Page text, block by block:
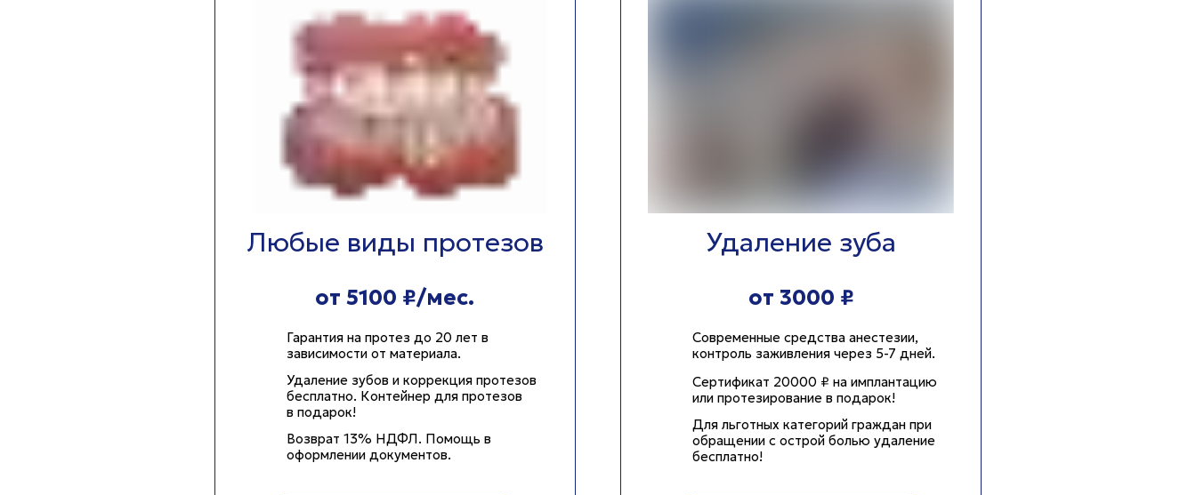
Любые виды протезов
от 5100 ₽/мес.
Гарантия на протез до 20 лет в
зависимости от материала.
Удаление зубов и коррекция протезов
бесплатно. Контейнер для протезов
в подарок!
Возврат 13% НДФЛ. Помощь в
оформлении документов.
Удаление зуба
от 3000 ₽
Современные средства анестезии,
контроль заживления через 5-7 дней.
Сертификат 20000 ₽ на имплантацию
или протезирование в подарок!
Для льготных категорий граждан при
обращении c острой болью удаление
бесплатно!